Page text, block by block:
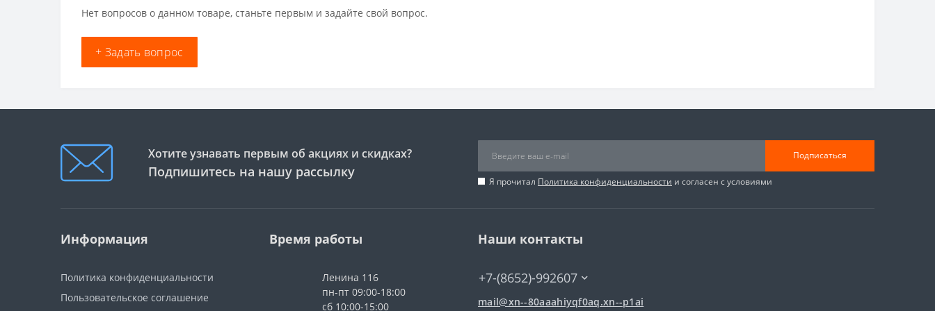
Нет вопросов о данном товаре, станьте первым и задайте свой вопрос.
+ Задать вопрос
Хотите узнавать первым об акциях и скидках?
Подпишитесь на нашу рассылку
Подписаться
Я прочитал Политика конфиденциальности и согласен с условиями
Информация
Политика конфиденциальности
Пользовательское соглашение
Время работы
Ленина 116
пн-пт 09:00-18:00
сб 10:00-15:00
Наши контакты
+7-(8652)-992607
mail@xn--80aaahiyqf0aq.xn--p1ai